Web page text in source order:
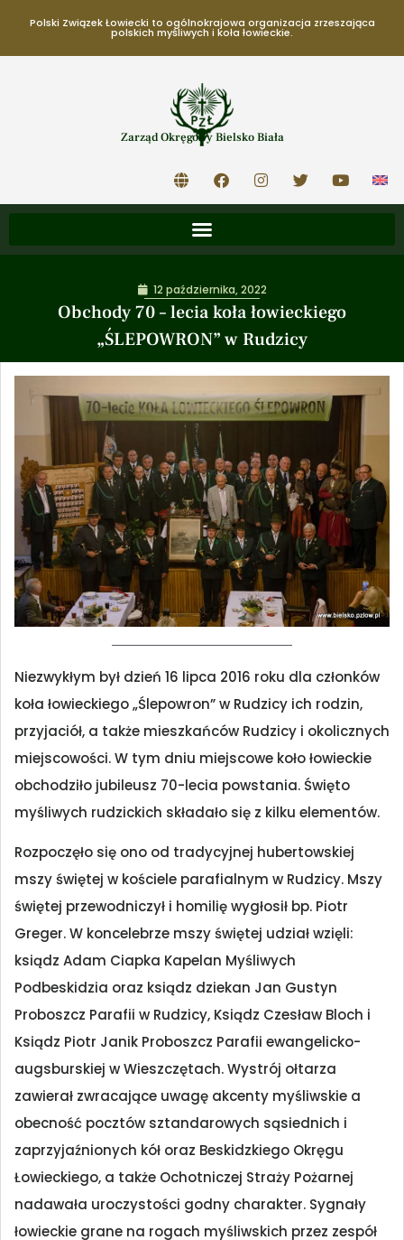
Polski Związek Łowiecki to ogólnokrajowa organizacja zrzeszająca
polskich myśliwych i koła łowieckie.
Zarząd Okręgowy Bielsko Biała
Obchody 70 – lecia koła łowieckiego
„ŚLEPOWRON” w Rudzicy
12 października, 2022
Niezwykłym był dzień 16 lipca 2016 roku dla członków
koła łowieckiego „Ślepowron” w Rudzicy ich rodzin,
przyjaciół, a także mieszkańców Rudzicy i okolicznych
miejscowości. W tym dniu miejscowe koło łowieckie
obchodziło jubileusz 70-lecia powstania. Święto
myśliwych rudzickich składało się z kilku elementów.
Rozpoczęło się ono od tradycyjnej hubertowskiej
mszy świętej w kościele parafialnym w Rudzicy. Mszy
świętej przewodniczył i homilię wygłosił bp. Piotr
Greger. W koncelebrze mszy świętej udział wzięli:
ksiądz Adam Ciapka Kapelan Myśliwych
Podbeskidzia oraz ksiądz dziekan Jan Gustyn
Proboszcz Parafii w Rudzicy, Ksiądz Czesław Bloch i
Ksiądz Piotr Janik Proboszcz Parafii ewangelicko-
augsburskiej w Wieszczętach. Wystrój ołtarza
zawierał zwracające uwagę akcenty myśliwskie a
obecność pocztów sztandarowych sąsiednich i
zaprzyjaźnionych kół oraz Beskidzkiego Okręgu
Łowieckiego, a także Ochotniczej Straży Pożarnej
nadawała uroczystości godny charakter. Sygnały
łowieckie grane na rogach myśliwskich przez zespół